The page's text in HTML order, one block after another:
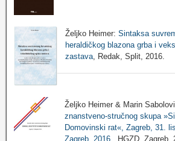
Željko Heimer: Sintaksa
heraldičkog blazona grba i
zastava, Redak, Split, 2016.
Željko Heimer & Marin
znanstveno-stručnog skupa
Domovinski rat«, Zagreb, 31.
Zagreb, 2016.
, HGZD, Zagreb,